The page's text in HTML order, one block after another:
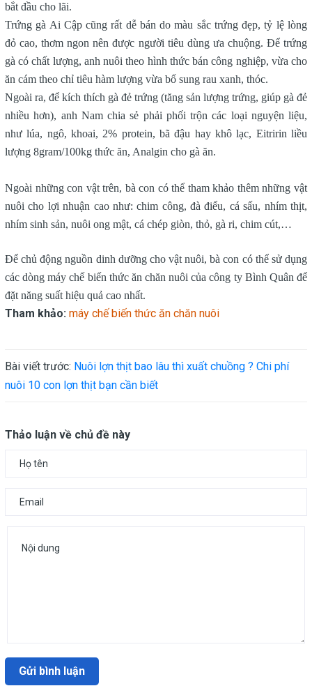
bắt đầu cho lãi.
Trứng gà Ai Cập cũng rất dễ bán do màu sắc trứng đẹp, tỷ lệ lòng
đỏ cao, thơm ngon nên được người tiêu dùng ưa chuộng. Để trứng
gà có chất lượng, anh nuôi theo hình thức bán công nghiệp, vừa cho
ăn cám theo chỉ tiêu hàm lượng vừa bổ sung rau xanh, thóc.
Ngoài ra, để kích thích gà đẻ trứng (tăng sản lượng trứng, giúp gà đẻ
nhiều hơn), anh Nam chia sẻ phải phối trộn các loại nguyện liệu,
như lúa, ngô, khoai, 2% protein, bã đậu hay khô lạc, Eitririn liều
lượng 8gram/100kg thức ăn, Analgin cho gà ăn.
Ngoài những con vật trên, bà con có thể tham khảo thêm những vật
nuôi cho lợi nhuận cao như: chim công, đà điểu, cá sấu, nhím thịt,
nhím sinh sản, nuôi ong mật, cá chép giòn, thỏ, gà ri, chim cút,…
Để chủ động nguồn dinh dưỡng cho vật nuôi, bà con có thể sử dụng
các dòng máy chế biến thức ăn chăn nuôi của công ty Bình Quân để
đặt năng suất hiệu quả cao nhất.
Tham khảo: máy chế biến thức ăn chăn nuôi
Bài viết trước: Nuôi lợn thịt bao lâu thì xuất chuồng ? Chi phí
nuôi 10 con lợn thịt bạn cần biết
Thảo luận về chủ đề này
Gửi bình luận